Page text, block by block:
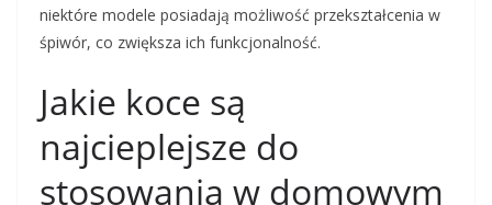
niektóre modele posiadają możliwość przekształcenia w
śpiwór, co zwiększa ich funkcjonalność.
Jakie koce są
najcieplejsze do
stosowania w domowym